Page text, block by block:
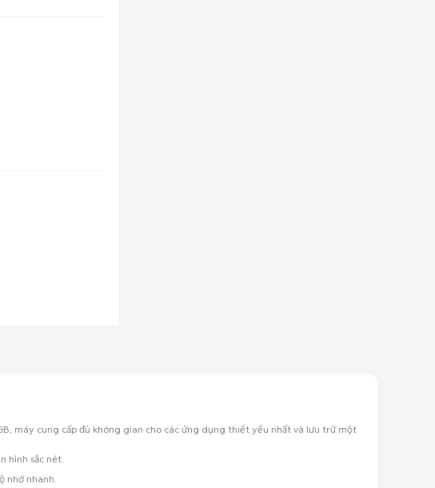
máy cung cấp đủ không gian cho các ứng dụng thiết yếu nhất và lưu trữ một
hình sắc nét.
nhớ nhanh.